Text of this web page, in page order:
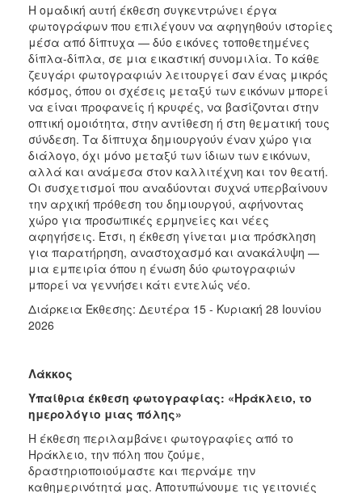
Η ομαδική αυτή έκθεση συγκεντρώνει έργα
φωτογράφων που επιλέγουν να αφηγηθούν ιστορίες
μέσα από δίπτυχα — δύο εικόνες τοποθετημένες
δίπλα-δίπλα, σε μια εικαστική συνομιλία. Το κάθε
ζευγάρι φωτογραφιών λειτουργεί σαν ένας μικρός
κόσμος, όπου οι σχέσεις μεταξύ των εικόνων μπορεί
να είναι προφανείς ή κρυφές, να βασίζονται στην
οπτική ομοιότητα, στην αντίθεση ή στη θεματική τους
σύνδεση. Τα δίπτυχα δημιουργούν έναν χώρο για
διάλογο, όχι μόνο μεταξύ των ίδιων των εικόνων,
αλλά και ανάμεσα στον καλλιτέχνη και τον θεατή.
Οι συσχετισμοί που αναδύονται συχνά υπερβαίνουν
την αρχική πρόθεση του δημιουργού, αφήνοντας
χώρο για προσωπικές ερμηνείες και νέες
αφηγήσεις. Έτσι, η έκθεση γίνεται μια πρόσκληση
για παρατήρηση, αναστοχασμό και ανακάλυψη —
μια εμπειρία όπου η ένωση δύο φωτογραφιών
μπορεί να γεννήσει κάτι εντελώς νέο.
Διάρκεια Έκθεσης: Δευτέρα 15 - Κυριακή 28 Ιουνίου
2026
Λάκκος
Υπαίθρια έκθεση φωτογραφίας: «Ηράκλειο, το
ημερολόγιο μιας πόλης»
Η έκθεση περιλαμβάνει φωτογραφίες από το
Ηράκλειο, την πόλη που ζούμε,
δραστηριοποιούμαστε και περνάμε την
καθημερινότητά μας. Αποτυπώνουμε τις γειτονιές